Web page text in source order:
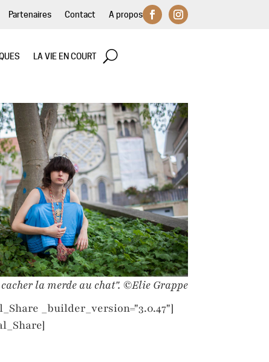
Partenaires Contact A propos
LA VIE EN COURT
la merde au chat". ©Elie Grappe
_builder_version="3.0.47"]